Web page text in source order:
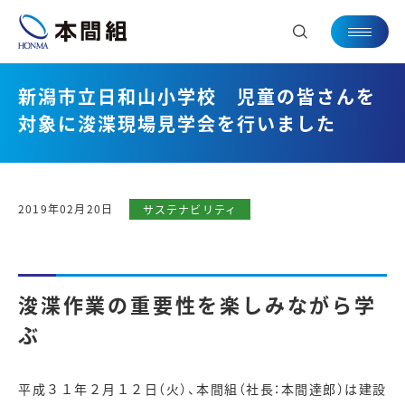
新潟市立日和山小学校 児童の皆さんを
対象に浚渫現場見学会を行いました
2019年02月20日 サステナビリティ
浚渫作業の重要性を楽しみながら学
ぶ
平成３１年２月１２日（火）、本間組（社長：本間達郎）は建設